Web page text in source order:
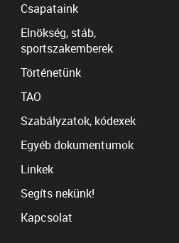
Csapataink
Elnökség, stáb,
sportszakemberek
Történetünk
TAO
Szabályzatok, kódexek
Egyéb dokumentumok
Linkek
Segíts nekünk!
Kapcsolat